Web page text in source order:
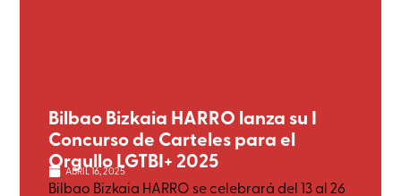
Bilbao Bizkaia HARRO lanza su I
Concurso de Carteles para el
Orgullo LGTBI+ 2025
ABRIL 16, 2025
Bilbao Bizkaia HARRO se celebrará del 13 al 26